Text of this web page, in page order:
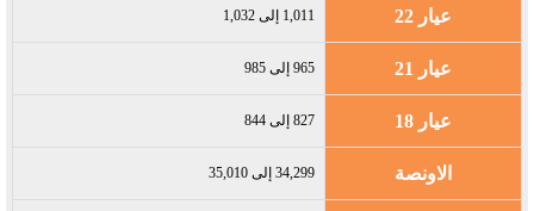
عيار 22 1,011 إلى 1,032
عيار 21 965 إلى 985
عيار 18 827 إلى 844
الاونصة 34,299 إلى 35,010